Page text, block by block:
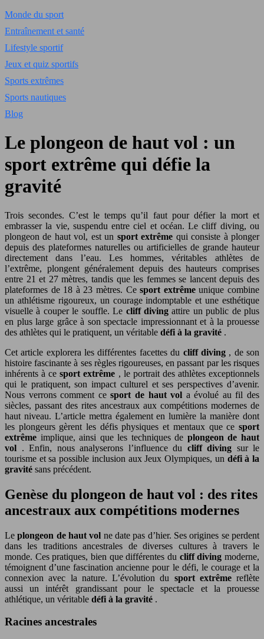
Monde du sport
Entraînement et santé
Lifestyle sportif
Jeux et quiz sportifs
Sports extrêmes
Sports nautiques
Blog
Le plongeon de haut vol : un
sport extrême qui défie la
gravité
Trois secondes. C’est le temps qu’il faut pour défier la mort et
embrasser la vie, suspendu entre ciel et océan. Le cliff diving, ou
plongeon de haut vol, est un sport extrême qui consiste à plonger
depuis des plateformes naturelles ou artificielles de grande hauteur
directement dans l’eau. Les hommes, véritables athlètes de
l’extrême, plongent généralement depuis des hauteurs comprises
entre 21 et 27 mètres, tandis que les femmes se lancent depuis des
plateformes de 18 à 23 mètres. Cesport extrêmeunique combine
un athlétisme rigoureux, un courage indomptable et une esthétique
visuelle à couper le souffle. Le cliff divingattire un public de plus
en plus large grâce à son spectacle impressionnant et à la prouesse
des athlètes qui le pratiquent, un véritable défi à la gravité .
Cet article explorera les différentes facettes du cliff diving , de son
histoire fascinante à ses règles rigoureuses, en passant par les risques
inhérents à cesport extrême , le portrait des athlètes exceptionnels
qui le pratiquent, son impact culturel et ses perspectives d’avenir.
Nous verrons comment cesport de haut vol a évolué au fil des
siècles, passant des rites ancestraux aux compétitions modernes de
haut niveau. L’article mettra également en lumière la manière dont
les plongeurs gèrent les défis physiques et mentaux que ce sport
extrême implique, ainsi que les techniques de plongeon de haut
vol . Enfin, nous analyserons l’influence du cliff diving sur le
tourisme et sa possible inclusion aux Jeux Olympiques, un défi à la
gravité sans précédent.
Genèse du plongeon de haut vol : des rites
ancestraux aux compétitions modernes
Leplongeon de haut vol ne date pas d’hier. Ses origines se perdent
dans les traditions ancestrales de diverses cultures à travers le
monde. Ces pratiques, bien que différentes du cliff divingmoderne,
témoignent d’une fascination ancienne pour le défi, le courage et la
connexion avec la nature. L’évolution du sport extrême reflète
aussi un intérêt grandissant pour le spectacle et la prouesse
athlétique, un véritable défi à la gravité .
Racines ancestrales